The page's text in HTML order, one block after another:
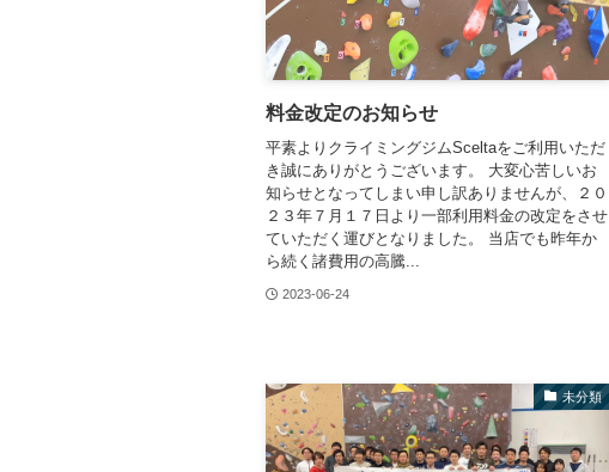
料金改定のお知らせ
平素よりクライミングジムSceltaをご利用いただ
き誠にありがとうございます。 大変心苦しいお
知らせとなってしまい申し訳ありませんが、２０
２３年７月１７日より一部利用料金の改定をさせ
ていただく運びとなりました。 当店でも昨年か
ら続く諸費用の高騰...
2023-06-24
未分類